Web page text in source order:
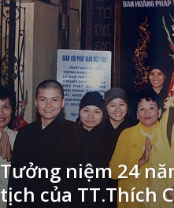
Tưởng niệm 24
tịch của TT.Thích